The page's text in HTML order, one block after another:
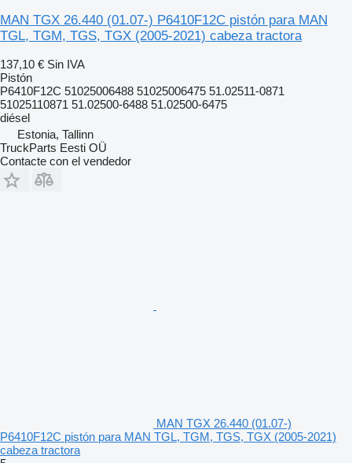
MAN TGX 26.440 (01.07-) P6410F12C pistón para MAN
TGL, TGM, TGS, TGX (2005-2021) cabeza tractora
137,10 € Sin IVA
Pistón
P6410F12C 51025006488 51025006475 51.02511-0871
51025110871 51.02500-6488 51.02500-6475
diésel
Estonia, Tallinn
TruckParts Eesti OÜ
Contacte con el vendedor
MAN TGX 26.440 (01.07-)
P6410F12C pistón para MAN TGL, TGM, TGS, TGX (2005-2021)
cabeza tractora